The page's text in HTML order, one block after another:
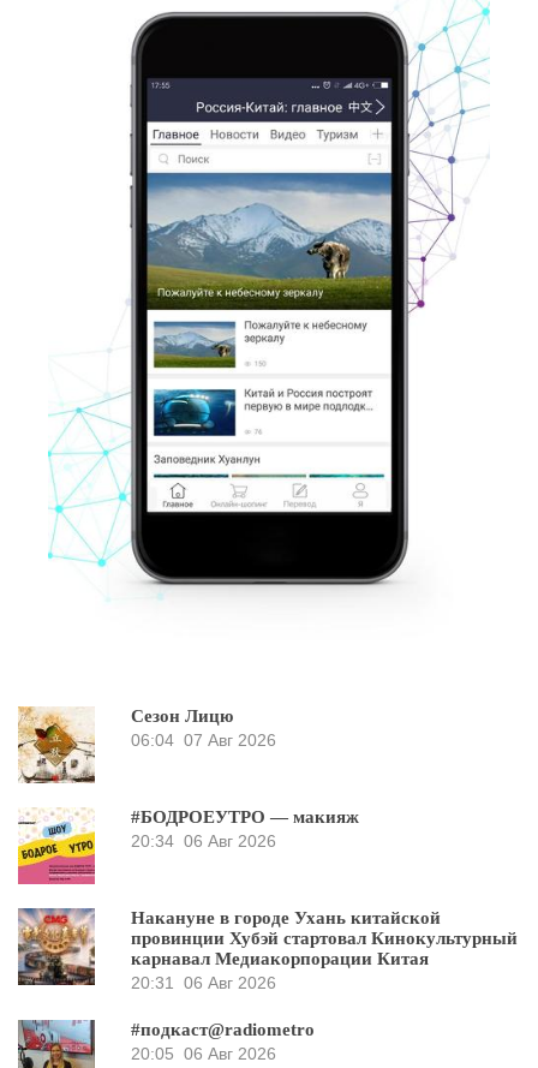
Сезон Лицю
06:04 07 Авг 2026
#БОДРОЕУТРО — макияж
20:34 06 Авг 2026
Накануне в городе Ухань китайской
провинции Хубэй стартовал Кинокультурный
карнавал Медиакорпорации Китая
20:31
06 Авг 2026
#подкаст@radiometro
20:05 06 Авг 2026